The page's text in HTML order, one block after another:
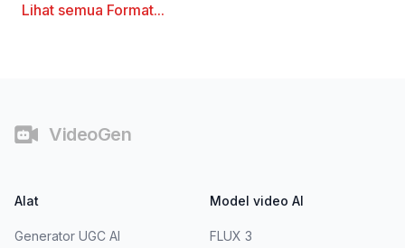
Lihat semua Format...
VideoGen
Alat
Generator UGC AI
Model video AI
FLUX 3